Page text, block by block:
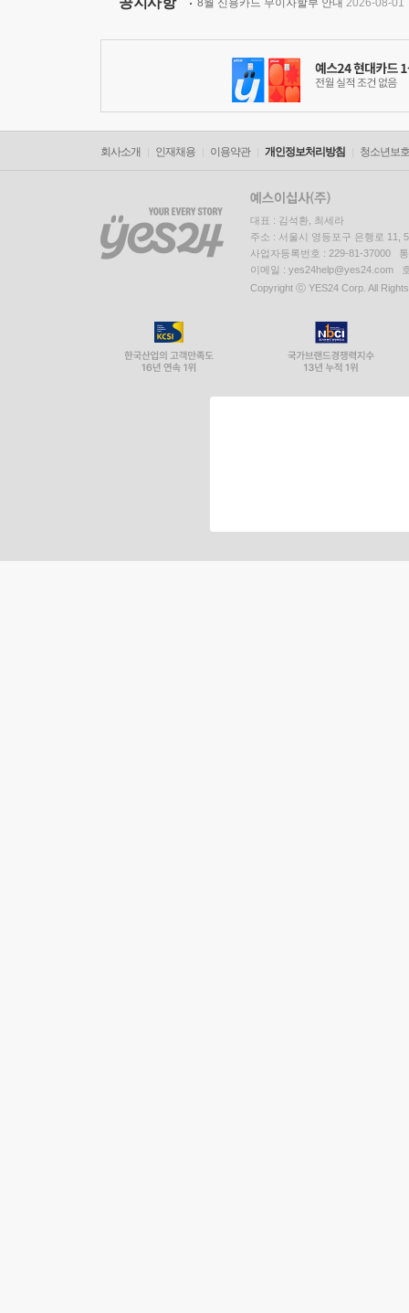
8월 신용카드 무이자할부 안내 2026-08-01
회사소개 인재채용 이용약관 개인정보처리방침 청소년보
대표 : 김석환, 최세라
주소 : 서울시 영등포구 은행로 11,
사업자등록번호 : 229-81-37000
이메일 : yes24help@yes24.com
Copyright ⓒ YES24 Corp. All